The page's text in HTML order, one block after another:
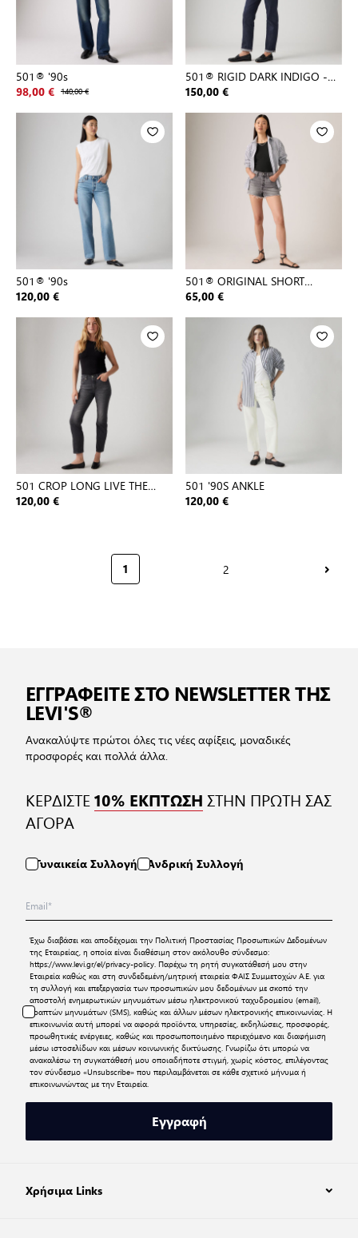
501® '90s
98,00 € 140,00 €
501® RIGID DARK INDIGO -
FLAT FINISH
150,00 €
501® '90s
120,00 €
501® ORIGINAL SHORT
BLACKS
65,00 €
501 CROP LONG LIVE THE
QUEEN
120,00 €
501 '90S ANKLE
120,00 €
Διαβάζετε αυτή τη στιγμή τη σελίδα
1 Σελίδα
2
ΕΓΓΡΑΦΕΙΤΕ ΣΤΟ NEWSLETTER ΤΗΣ
LEVI'S®
Ανακαλύψτε πρώτοι όλες τις νέες αφίξεις, μοναδικές
προσφορές και πολλά άλλα.
ΚΕΡΔΙΣΤΕ10% ΕΚΠΤΩΣΗ ΣΤΗΝ ΠΡΩΤΗ ΣΑΣ
ΑΓΟΡΑ
Γυναικεία Συλλογή Ανδρική Συλλογή
Έχω διαβάσει και αποδέχομαι την Πολιτική Προστασίας Προσωπικών Δεδομένων
της Εταιρείας, η οποία είναι διαθέσιμη στον ακόλουθο σύνδεσμο:
https://www.levi.gr/el/privacy-policy. Παρέχω τη ρητή συγκατάθεσή μου στην
Εταιρεία καθώς και στη συνδεδεμένη/μητρική εταιρεία ΦΑΙΣ Συμμετοχών Α.Ε. για
τη συλλογή και επεξεργασία των προσωπικών μου δεδομένων με σκοπό την
αποστολή ενημερωτικών μηνυμάτων μέσω ηλεκτρονικού ταχυδρομείου (email),
γραπτών μηνυμάτων (SMS), καθώς και άλλων μέσων ηλεκτρονικής επικοινωνίας. Η
επικοινωνία αυτή μπορεί να αφορά προϊόντα, υπηρεσίες, εκδηλώσεις, προσφορές,
προωθητικές ενέργειες, καθώς και προσωποποιημένο περιεχόμενο και διαφήμιση
μέσω ιστοσελίδων και μέσων κοινωνικής δικτύωσης. Γνωρίζω ότι μπορώ να
ανακαλέσω τη συγκατάθεσή μου οποιαδήποτε στιγμή, χωρίς κόστος, επιλέγοντας
τον σύνδεσμο «Unsubscribe» που περιλαμβάνεται σε κάθε σχετικό μήνυμα ή
επικοινωνώντας με την Εταιρεία.
Εγγραφή
Χρήσιμα Links